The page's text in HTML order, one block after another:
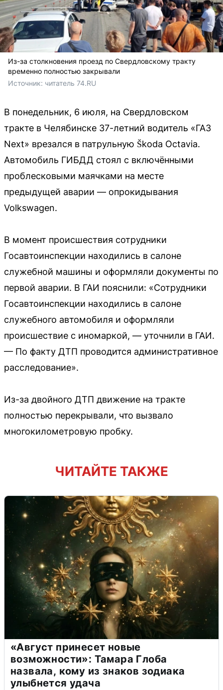
Из-за столкновения проезд по Свердловскому тракту
временно полностью закрывали
Источник: читатель 74.RU
В понедельник, 6 июля, на Свердловском
тракте в Челябинске 37-летний водитель «ГАЗ
Next» врезался в патрульную Škoda Octavia.
Автомобиль ГИБДД стоял с включёнными
проблесковыми маячками на месте
предыдущей аварии — опрокидывания
Volkswagen.
В момент происшествия сотрудники
Госавтоинспекции находились в салоне
служебной машины и оформляли документы по
первой аварии. В ГАИ пояснили: «Сотрудники
Госавтоинспекции находились в салоне
служебного автомобиля и оформляли
происшествие с иномаркой, — уточнили в ГАИ.
— По факту ДТП проводится административное
расследование».
Из-за двойного ДТП движение на тракте
полностью перекрывали, что вызвало
многокилометровую пробку.
ЧИТАЙТЕ ТАКЖЕ
«Август принесет новые
возможности»: Тамара Глоба
назвала, кому из знаков зодиака
улыбнется удача